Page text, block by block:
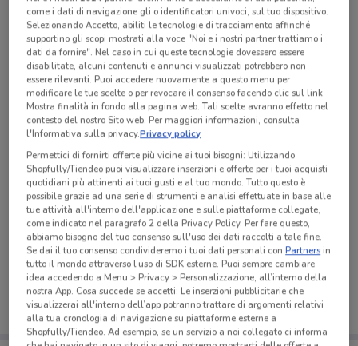
Tutte le promozioni di questo negozio
Ci dispiace, al momento non abbiamo pubblicato
volantini nella tua zona. Riprova più tardi.
come i dati di navigazione gli o identificatori univoci, sul tuo dispositivo.
Selezionando Accetto, abiliti le tecnologie di tracciamento affinché
supportino gli scopi mostrati alla voce "Noi e i nostri partner trattiamo i
dati da fornire". Nel caso in cui queste tecnologie dovessero essere
disabilitate, alcuni contenuti e annunci visualizzati potrebbero non
essere rilevanti. Puoi accedere nuovamente a questo menu per
modificare le tue scelte o per revocare il consenso facendo clic sul link
Mostra finalità in fondo alla pagina web. Tali scelte avranno effetto nel
contesto del nostro Sito web. Per maggiori informazioni, consulta
l'Informativa sulla privacy.Privacy policy
Permettici di fornirti offerte più vicine ai tuoi bisogni: Utilizzando
Shopfully/Tiendeo puoi visualizzare inserzioni e offerte per i tuoi acquisti
quotidiani più attinenti ai tuoi gusti e al tuo mondo. Tutto questo è
possibile grazie ad una serie di strumenti e analisi effettuate in base alle
tue attività all'interno dell'applicazione e sulle piattaforme collegate,
come indicato nel paragrafo 2 della Privacy Policy. Per fare questo,
abbiamo bisogno del tuo consenso sull'uso dei dati raccolti a tale fine.
Se dai il tuo consenso condivideremo i tuoi dati personali conPartnersin
tutto il mondo attraverso l’uso di SDK esterne. Puoi sempre cambiare
idea accedendo a Menu > Privacy > Personalizzazione, all’interno della
nostra App. Cosa succede se accetti: Le inserzioni pubblicitarie che
visualizzerai all'interno dell’app potranno trattare di argomenti relativi
alla tua cronologia di navigazione su piattaforme esterne a
Shopfully/Tiendeo. Ad esempio, se un servizio a noi collegato ci informa